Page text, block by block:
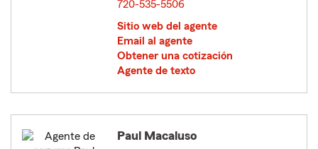
720-535-5506
Sitio web del agente
Email al agente
Obtener una cotización
Agente de texto
Paul Macaluso